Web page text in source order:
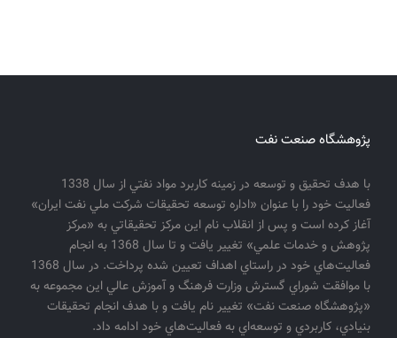
پژوهشگاه صنعت نفت
با هدف تحقيق و توسعه در زمينه كاربرد مواد نفتي از سال 1338
فعاليت خود را با عنوان «اداره توسعه تحقيقات شركت ملي نفت ايران»
آغاز كرده است و پس از انقلاب نام اين مركز تحقيقاتي به «مركز
پژوهش و خدمات علمي» تغيير يافت و تا سال 1368 به انجام
فعاليت‌هاي خود در راستاي اهداف تعيين شده پرداخت. در سال 1368
با موافقت شوراي گسترش وزارت فرهنگ و آموزش عالي اين مجموعه به
«پژوهشگاه صنعت نفت» تغيير نام يافت و با هدف انجام تحقيقات
بنيادي، كاربردي و توسعه‌اي به فعاليت‌هاي خود ادامه داد.